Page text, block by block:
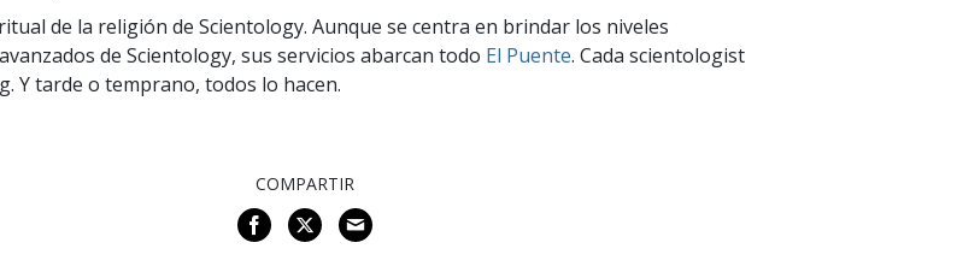
de la religión de Scientology. Aunque se centra en brindar los niveles
de Scientology, sus servicios abarcan todo El Puente. Cada scientologist
Y tarde o temprano, todos lo hacen.
COMPARTIR